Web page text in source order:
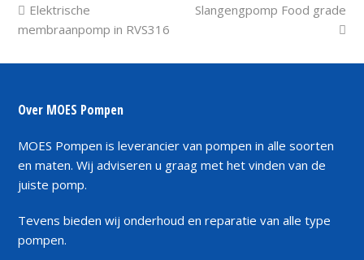
previous
post:
Elektrische
membraanpomp in RVS316
next
Slangengpomp Food grade
Over MOES Pompen
MOES Pompen is leverancier van pompen in alle soorten
en maten. Wij adviseren u graag met het vinden van de
juiste pomp.
Tevens bieden wij onderhoud en reparatie van alle type
pompen.